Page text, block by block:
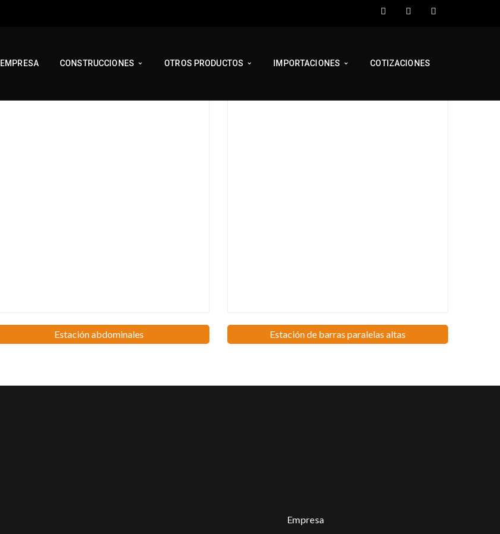
EMPRESA CONSTRUCCIONES OTROS PRODUCTOS IMPORTACIONES COTIZACIONES
Estación abdominales Estación de barras paralelas altas
Empresa